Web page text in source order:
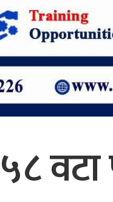
वटा